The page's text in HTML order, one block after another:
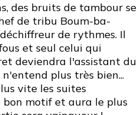
des bruits de tambour se
de tribu Boum-ba-
de rythmes. Il
et seul celui qui
deviendra l'assistant du
plus très bien...
vite les suites
motif et aura le plus